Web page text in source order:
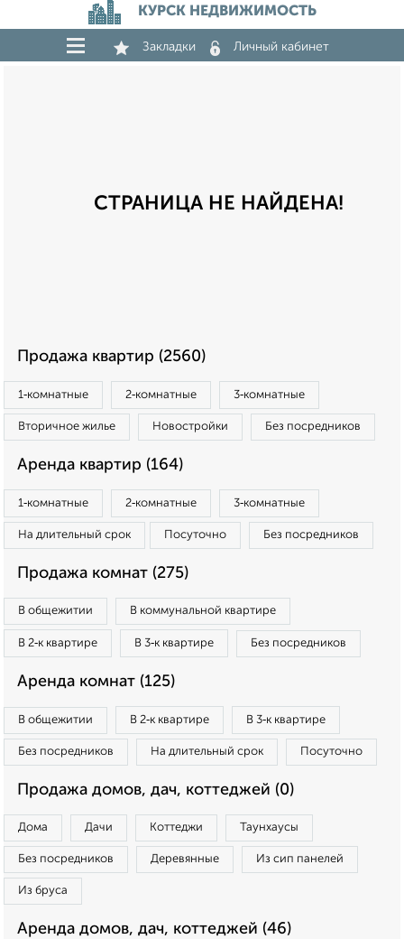
КУРСК НЕДВИЖИМОСТЬ
Закладки Личный кабинет
СТРАНИЦА НЕ НАЙДЕНА!
Продажа квартир (2560)
1‑комнатные 2‑комнатные 3‑комнатные
Вторичное жилье Новостройки Без посредников
Аренда квартир (164)
1‑комнатные 2‑комнатные 3‑комнатные
На длительный срок Посуточно Без посредников
Продажа комнат (275)
В общежитии В коммунальной квартире
В 2‑к квартире В 3‑к квартире Без посредников
Аренда комнат (125)
В общежитии В 2‑к квартире В 3‑к квартире
Без посредников На длительный срок Посуточно
Продажа домов, дач, коттеджей (0)
Дома Дачи Коттеджи Таунхаусы
Без посредников Деревянные Из сип панелей
Из бруса
Аренда домов, дач, коттеджей (46)